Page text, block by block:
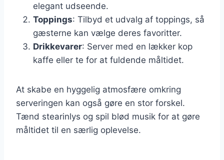
elegant udseende.
Toppings: Tilbyd et udvalg af toppings, så
gæsterne kan vælge deres favoritter.
Drikkevarer: Server med en lækker kop
kaffe eller te for at fuldende måltidet.
At skabe en hyggelig atmosfære omkring
serveringen kan også gøre en stor forskel.
Tænd stearinlys og spil blød musik for at gøre
måltidet til en særlig oplevelse.